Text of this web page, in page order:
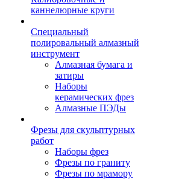
каннелюрные круги
Специальный
полировальный алмазный
инструмент
Алмазная бумага и
затиры
Наборы
керамических фрез
Алмазные ПЭДы
Фрезы для скульптурных
работ
Наборы фрез
Фрезы по граниту
Фрезы по мрамору